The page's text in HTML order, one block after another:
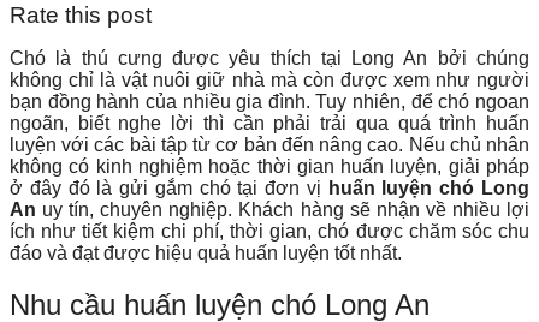
Rate this post
Chó là thú cưng được yêu thích tại Long An bởi chúng
không chỉ là vật nuôi giữ nhà mà còn được xem như người
bạn đồng hành của nhiều gia đình. Tuy nhiên, để chó ngoan
ngoãn, biết nghe lời thì cần phải trải qua quá trình huấn
luyện với các bài tập từ cơ bản đến nâng cao. Nếu chủ nhân
không có kinh nghiệm hoặc thời gian huấn luyện, giải pháp
ở đây đó là gửi gắm chó tại đơn vị huấn luyện chó Long
An uy tín, chuyên nghiệp. Khách hàng sẽ nhận về nhiều lợi
ích như tiết kiệm chi phí, thời gian, chó được chăm sóc chu
đáo và đạt được hiệu quả huấn luyện tốt nhất.
Nhu cầu huấn luyện chó Long An